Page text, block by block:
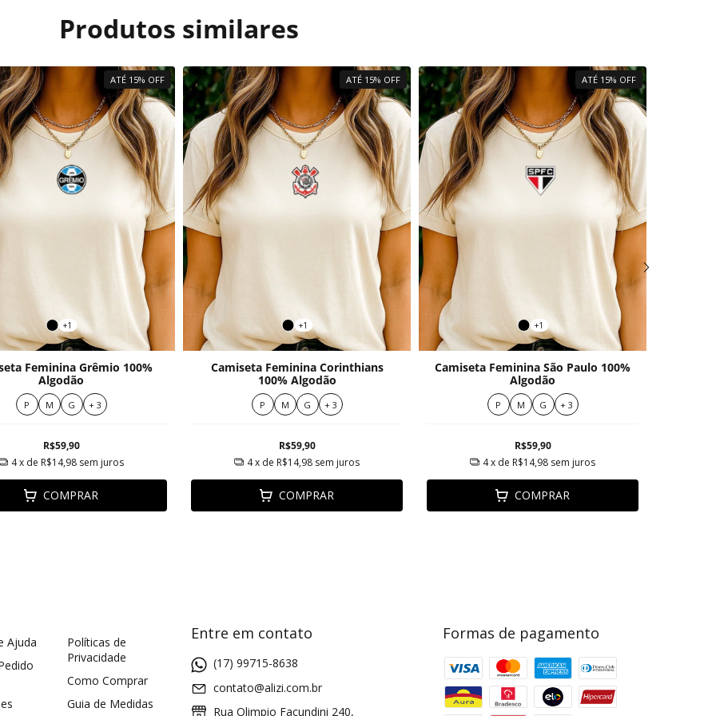
Produtos similares
ATÉ 15% OFF
+1
Feminina Grêmio 100%
Algodão
P M G + 3
R$59,90
4x de R$14,98 sem juros
COMPRAR
ATÉ 15% OFF
+1
Camiseta Feminina Corinthians
100% Algodão
P M G + 3
R$59,90
4x de R$14,98 sem juros
COMPRAR
ATÉ 15% OFF
+1
Camiseta Feminina São Paulo 100%
Algodão
P M G + 3
R$59,90
4x de R$14,98 sem juros
COMPRAR
Ajuda
Políticas de
Privacidade
Como Comprar
Guia de Medidas
Entre em contato
(17) 99715-8638
contato@alizi.com.br
Rua Olimpio Facundini 240,
Formas de pagamento